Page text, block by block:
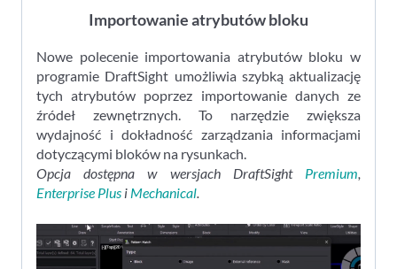
Importowanie atrybutów bloku
Nowe polecenie importowania atrybutów bloku w
programie DraftSight umożliwia szybką aktualizację
tych atrybutów poprzez importowanie danych ze
źródeł zewnętrznych. To narzędzie zwiększa
wydajność i dokładność zarządzania informacjami
dotyczącymi bloków na rysunkach.
Opcja dostępna w wersjach DraftSight Premium,
Enterprise Plus i Mechanical.